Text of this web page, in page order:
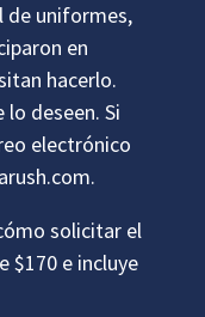
de uniformes,
en
hacerlo.
deseen. Si
electrónico
solicitar el
$170 e incluye